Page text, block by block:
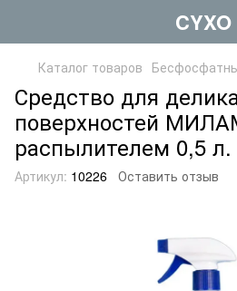
CYXO
Каталог товаров
Средство для
поверхностей
распылителем 0,5 л.
Артикул: 10226 Оставить отзыв